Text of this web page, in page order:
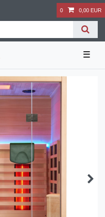
0 0,00 EUR
☰